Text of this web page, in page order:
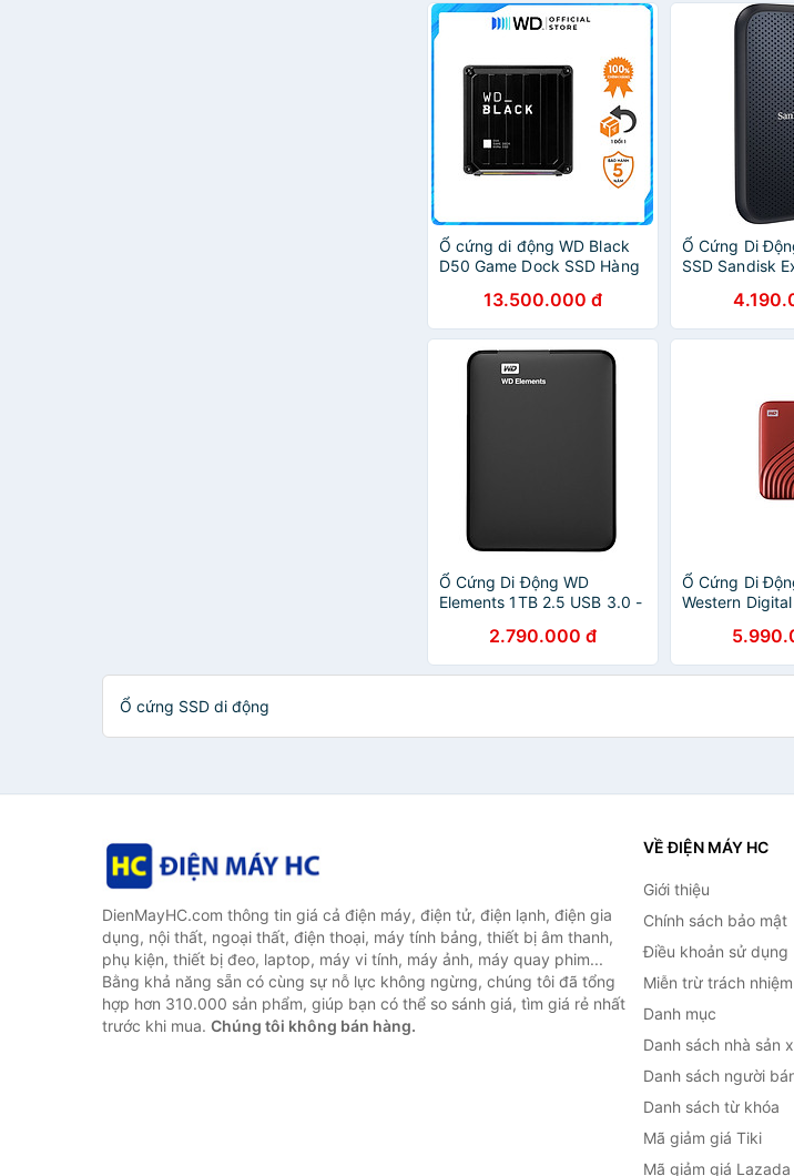
Ổ cứng di động WD Black
D50 Game Dock SSD Hàng
13.500.000 đ
Ổ Cứng Di
SSD Sandisk
- Hàng Chính
Ổ Cứng Di Động WD
Elements 1TB 2.5 USB 3.0 -
Chính Hãng2.790.000 đ
Ổ Cứng Di
Western
Ổ cứng SSD di động
DienMayHC.com thông tin giá cả điện máy, điện tử, điện lạnh, điện gia
dụng, nội thất, ngoại thất, điện thoại, máy tính bảng, thiết bị âm thanh,
phụ kiện, thiết bị đeo, laptop, máy vi tính, máy ảnh, máy quay phim...
Bằng khả năng sẵn có cùng sự nỗ lực không ngừng, chúng tôi đã tổng
hợp hơn 310.000 sản phẩm, giúp bạn có thể so sánh giá, tìm giá rẻ nhất
trước khi mua. Chúng tôi không bán hàng.
VỀ ĐIỆN MÁY HC
Giới thiệu
Chính sách bảo mật
Điều khoản sử dụng
Miễn trừ trách nhiệm
Danh mục
Danh sách nhà sản
Danh sách người
Danh sách từ khóa
Mã giảm giá Tiki
Mã giảm giá Lazada